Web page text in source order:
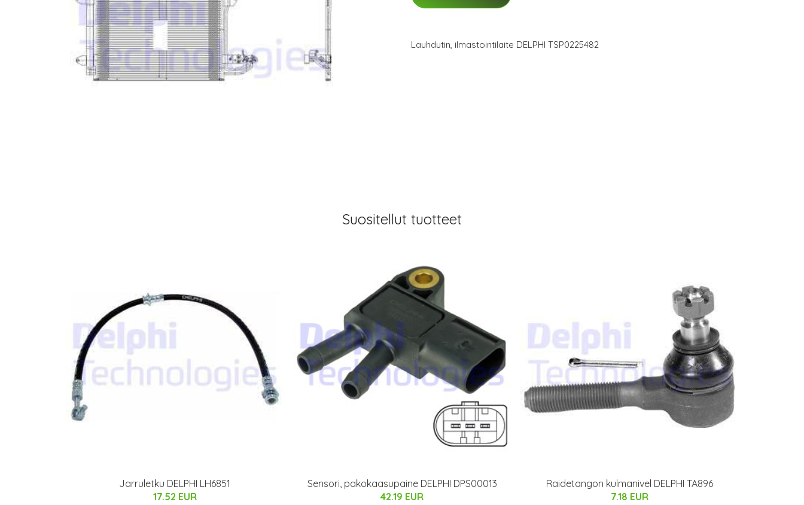
Lauhdutin, ilmastointilaite DELPHI TSP0225482
Suositellut tuotteet
Jarruletku DELPHI LH6851
17.52 EUR
Sensori, pakokaasupaine DELPHI DPS00013
42.19 EUR
Raidetangon kulmanivel DELPHI TA896
7.18 EUR